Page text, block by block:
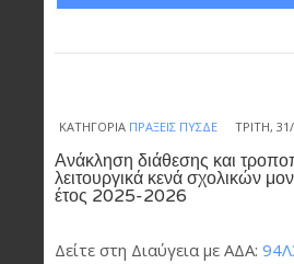
ΚΑΤΗΓΟΡΊΑ ΠΡΆΞΕΙΣ ΠΥΣΔΕ ΤΡΊΤΗ,
Ανάκληση διάθεσης και
λειτουργικά κενά σχολικών
έτος 2025-2026
Δείτε στη Διαύγεια με ΑΔΑ: